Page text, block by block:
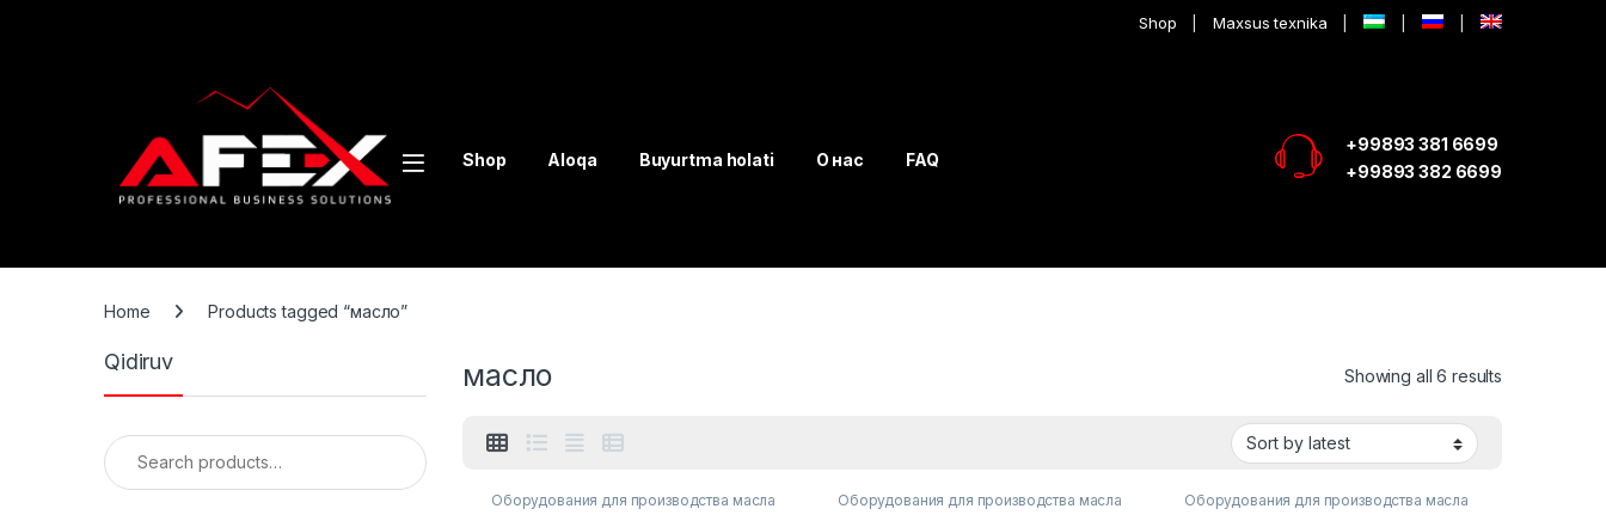
Shop Maxsus texnika
Shop Aloqa Buyurtma holati О нас FAQ
+99893 381 6699
+99893 382 6699
Home Products tagged “масло”
масло Showing all 6 results
Оборудования для производства масла Оборудования для производства масла Оборудования для производства масла
Qidiruv
Search for: